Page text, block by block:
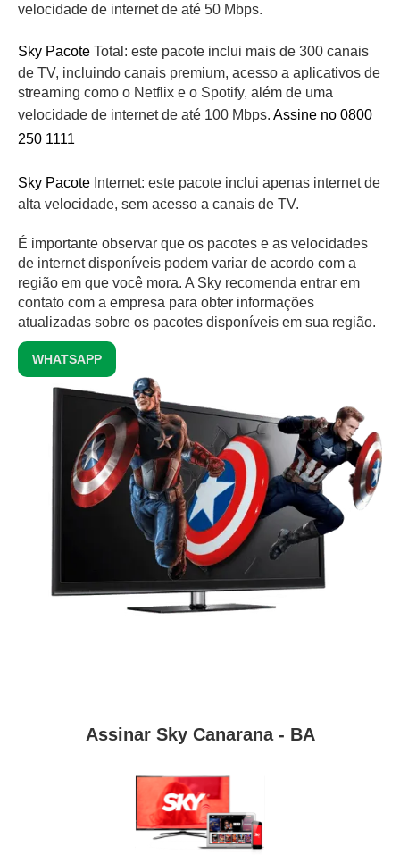
velocidade de internet de até 50 Mbps.
Sky Pacote Total: este pacote inclui mais de 300 canais
de TV, incluindo canais premium, acesso a aplicativos de
streaming como o Netflix e o Spotify, além de uma
velocidade de internet de até 100 Mbps. Assine no 0800
250 1111
Sky Pacote Internet: este pacote inclui apenas internet de
alta velocidade, sem acesso a canais de TV.
É importante observar que os pacotes e as velocidades
de internet disponíveis podem variar de acordo com a
região em que você mora. A Sky recomenda entrar em
contato com a empresa para obter informações
atualizadas sobre os pacotes disponíveis em sua região.
WHATSAPP
Assinar Sky Canarana - BA